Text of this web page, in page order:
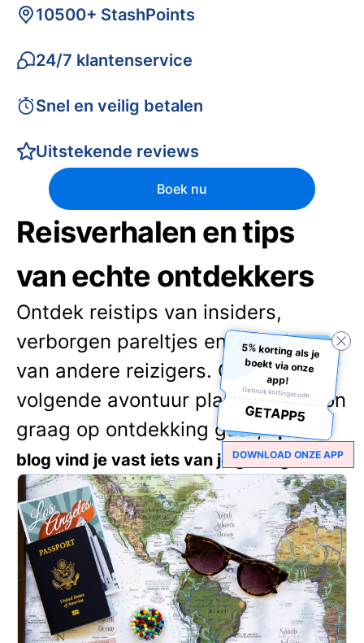
10500+ StashPoints
24/7 klantenservice
Snel en veilig betalen
Uitstekende reviews
Boek nu
Reisverhalen en tips
van echte ontdekkers
Ontdek reistips van insiders,
verborgen pareltjes en verhalen
van andere reizigers. Of je nu je
volgende avontuur plant of gewoon
graag op ontdekking gaat,op onze
blog vind je vast iets van je gading. 🌍✨
5% korting als je
boekt via onze
app!
Gebruik kortingscode:
GETAPP5
DOWNLOAD ONZE APP